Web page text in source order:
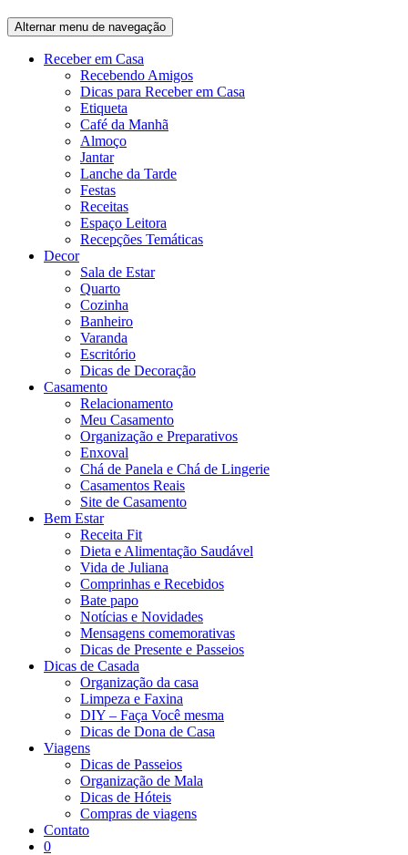
Alternar menu de navegação
Receber em Casa
Recebendo Amigos
Dicas para Receber em Casa
Etiqueta
Café da Manhã
Almoço
Jantar
Lanche da Tarde
Festas
Receitas
Espaço Leitora
Recepções Temáticas
Decor
Sala de Estar
Quarto
Cozinha
Banheiro
Varanda
Escritório
Dicas de Decoração
Casamento
Relacionamento
Meu Casamento
Organização e Preparativos
Enxoval
Chá de Panela e Chá de Lingerie
Casamentos Reais
Site de Casamento
Bem Estar
Receita Fit
Dieta e Alimentação Saudável
Vida de Juliana
Comprinhas e Recebidos
Bate papo
Notícias e Novidades
Mensagens comemorativas
Dicas de Presente e Passeios
Dicas de Casada
Organização da casa
Limpeza e Faxina
DIY – Faça Você mesma
Dicas de Dona de Casa
Viagens
Dicas de Passeios
Organização de Mala
Dicas de Hóteis
Compras de viagens
Contato
0